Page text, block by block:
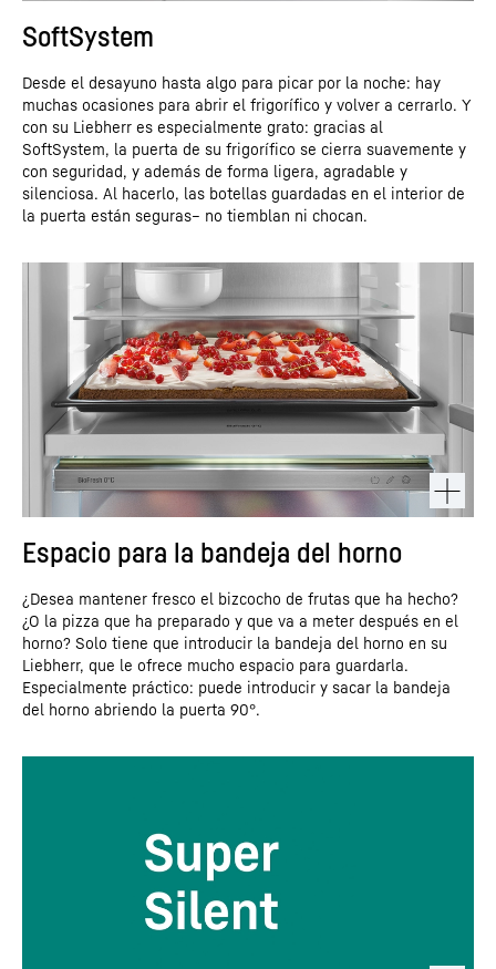
SoftSystem
Desde el desayuno hasta algo para picar por la noche: hay
muchas ocasiones para abrir el frigorífico y volver a cerrarlo. Y
con su Liebherr es especialmente grato: gracias al
SoftSystem, la puerta de su frigorífico se cierra suavemente y
con seguridad, y además de forma ligera, agradable y
silenciosa. Al hacerlo, las botellas guardadas en el interior de
la puerta están seguras– no tiemblan ni chocan.
Espacio para la bandeja del horno
¿Desea mantener fresco el bizcocho de frutas que ha hecho?
¿O la pizza que ha preparado y que va a meter después en el
horno? Solo tiene que introducir la bandeja del horno en su
Liebherr, que le ofrece mucho espacio para guardarla.
Especialmente práctico: puede introducir y sacar la bandeja
del horno abriendo la puerta 90°.